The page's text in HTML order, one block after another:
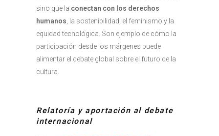
sino que la conectan con los derechos
humanos , la sostenibilidad, el feminismo y la
equidad tecnológica. Son ejemplo de cómo la
participación desde los márgenes puede
alimentar el debate global sobre el futuro de la
cultura.
Relatoría y aportación al debate
internacional